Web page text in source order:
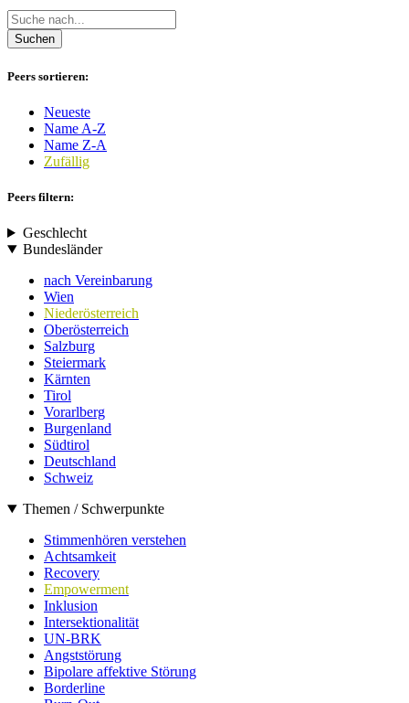
Suchen
Peers sortieren:
Neueste
Name A-Z
Name Z-A
Zufällig
Peers filtern:
Geschlecht
Bundesländer
nach Vereinbarung
Wien
Niederösterreich
Oberösterreich
Salzburg
Steiermark
Kärnten
Tirol
Vorarlberg
Burgenland
Südtirol
Deutschland
Schweiz
Themen / Schwerpunkte
Stimmenhören verstehen
Achtsamkeit
Recovery
Empowerment
Inklusion
Intersektionalität
UN-BRK
Angststörung
Bipolare affektive Störung
Borderline